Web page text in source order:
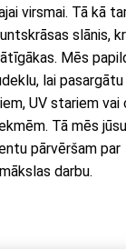
virsmai. Tā kā
slānis,
Mēs
lai
UV stariem vai
Tā mēs
pārvēršam par
darbu.